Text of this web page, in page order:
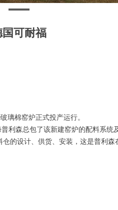
国可耐福
玻璃棉窑炉正式投产运行。
利森总包了该新建窑炉的配料系统
的设计、供货、安装，这是普利森